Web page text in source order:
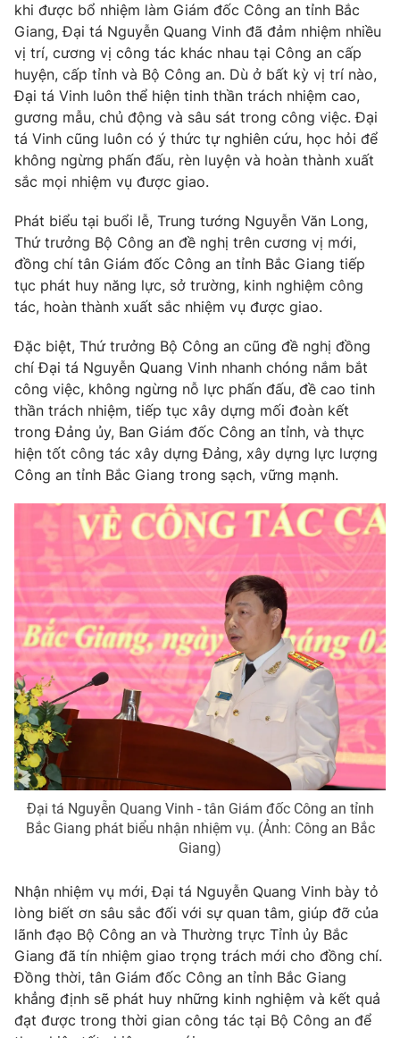
Photo Infographic
Video Shorts video
VTV Money VTV Thể thao
VTV Sức khoẻ
Thị trường 24h Tấm lòng Việt
VTV4 Vươn mình bằng AI
VTV9 VTV8
Liên hệ tòa soạn English
Theo dõi báo trên
Cơ quan chủ quản:Đài Truyền hình Việt Nam
Cơ quan báo chí:
Thời báo VTV
Giấy phép hoạt động báo in và báo điện tử số 483/GP-BTTTT
cấp ngày 29/12/2023
Tổng Biên tập:
Vũ Thanh Thủy
Phó Tổng Biên tập:
Nguyễn Thị Mỹ Hạnh, Phạm Quốc Thắng,
Nguyễn Trọng Ninh
Tổng đài VTV:024.38 355 931 - 024.38 355 932
Ðiện thoại Thời báo VTV: 024.66 897 897
khi được bổ nhiệm làm Giám đốc Công an tỉnh Bắc
Giang, Đại tá Nguyễn Quang Vinh đã đảm nhiệm nhiều
vị trí, cương vị công tác khác nhau tại Công an cấp
huyện, cấp tỉnh và Bộ Công an. Dù ở bất kỳ vị trí nào,
Đại tá Vinh luôn thể hiện tinh thần trách nhiệm cao,
gương mẫu, chủ động và sâu sát trong công việc. Đại
tá Vinh cũng luôn có ý thức tự nghiên cứu, học hỏi để
không ngừng phấn đấu, rèn luyện và hoàn thành xuất
sắc mọi nhiệm vụ được giao.
Phát biểu tại buổi lễ, Trung tướng Nguyễn Văn Long,
Thứ trưởng Bộ Công an đề nghị trên cương vị mới,
đồng chí tân Giám đốc Công an tỉnh Bắc Giang tiếp
tục phát huy năng lực, sở trường, kinh nghiệm công
tác, hoàn thành xuất sắc nhiệm vụ được giao.
Đặc biệt, Thứ trưởng Bộ Công an cũng đề nghị đồng
chí Đại tá Nguyễn Quang Vinh nhanh chóng nắm bắt
công việc, không ngừng nỗ lực phấn đấu, đề cao tinh
thần trách nhiệm, tiếp tục xây dựng mối đoàn kết
trong Đảng ủy, Ban Giám đốc Công an tỉnh, và thực
hiện tốt công tác xây dựng Đảng, xây dựng lực lượng
Công an tỉnh Bắc Giang trong sạch, vững mạnh.
Đại tá Nguyễn Quang Vinh - tân Giám đốc Công an tỉnh
Bắc Giang phát biểu nhận nhiệm vụ. (Ảnh: Công an Bắc
Giang)
Nhận nhiệm vụ mới, Đại tá Nguyễn Quang Vinh bày tỏ
lòng biết ơn sâu sắc đối với sự quan tâm, giúp đỡ của
lãnh đạo Bộ Công an và Thường trực Tỉnh ủy Bắc
Giang đã tín nhiệm giao trọng trách mới cho đồng chí.
Đồng thời, tân Giám đốc Công an tỉnh Bắc Giang
khẳng định sẽ phát huy những kinh nghiệm và kết quả
đạt được trong thời gian công tác tại Bộ Công an để